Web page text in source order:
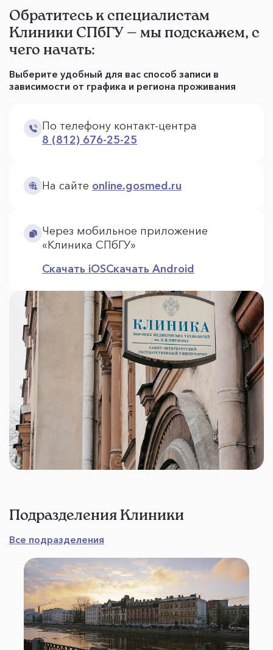
Обратитесь к специалистам
Клиники СПбГУ — мы подскажем, с
чего начать:
Выберите удобный для вас способ записи в
зависимости от графика и региона проживания
По телефону контакт-центра
8 (812) 676-25-25
На сайте online.gosmed.ru
Через мобильное приложение
«Клиника СПбГУ»
Скачать iOSСкачать Android
Подразделения Клиники
Все подразделения